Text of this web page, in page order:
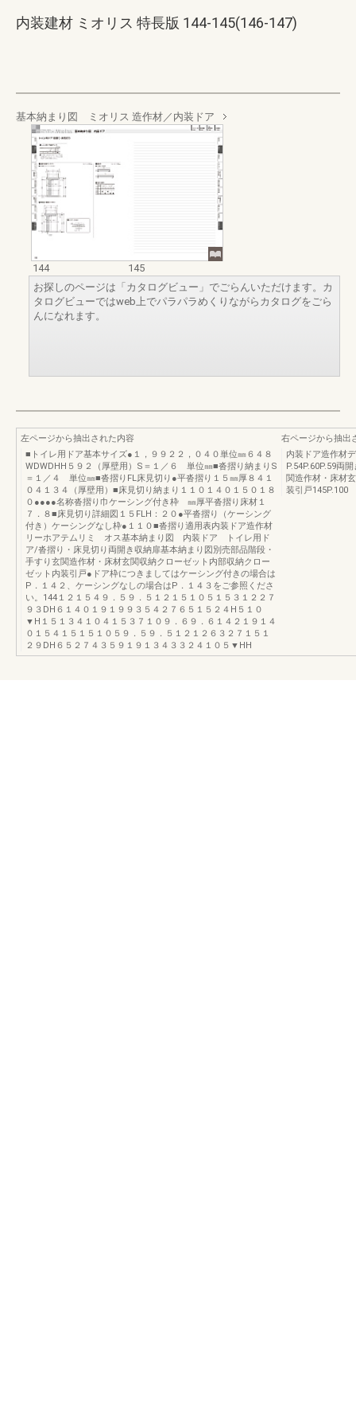
内装建材 ミオリス 特長版 144-145(146-147)
基本納まり図 ミオリス 造作材／内装ドア
144
145
お探しのページは「カタログビュー」でごらんいただけます。カ
タログビューではweb上でパラパラめくりながらカタログをごら
んになれます。
左ページから抽出された内容
■トイレ用ドア基本サイズ●１，９９２２，０４０単位㎜６４８
WDWDHH５９２（厚壁用）S＝１／６ 単位㎜■沓摺り納まりS
＝１／４ 単位㎜■沓摺りFL床見切り●平沓摺り１５㎜厚８４１
０４１３４（厚壁用）■床見切り納まり１１０１４０１５０１８
０●●●●名称沓摺り巾ケーシング付き枠 ㎜厚平沓摺り床材１
７．８■床見切り詳細図１５FLH：２０●平沓摺り（ケーシング
付き）ケーシングなし枠●１１０■沓摺り適用表内装ドア造作材
リーホアテムリミ オス基本納まり図 内装ドア トイレ用ド
ア/沓摺り・床見切り両開き収納扉基本納まり図別売部品階段・
手すり玄関造作材・床材玄関収納クローゼット内部収納クロー
ゼット内装引戸●ドア枠につきましてはケーシング付きの場合は
P．１４２、ケーシングなしの場合はP．１４３をご参照くださ
い。144１２１５４９．５９．５１２１５１０５１５３１２２７
９３DH６１４０１９１９９３５４２７６５１５２４H５１０
▼H１５１３４１０４１５３７１０９．６９．６１４２１９１４
０１５４１５１５１０５９．５９．５１２１２６３２７１５１
２９DH６５２７４３５９１９１３４３３２４１０５▼HH
右ページから抽出
内装ドア造作材
P.54P.60P.59両
関造作材・床材
装引戸145P.100